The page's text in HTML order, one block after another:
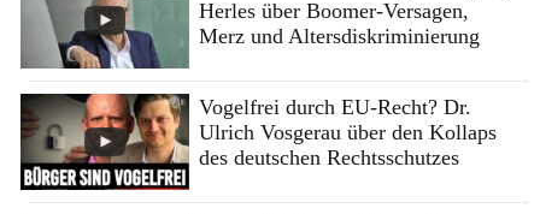
Herles über Boomer-Versagen,
Merz und Altersdiskriminierung
Vogelfrei durch EU-Recht? Dr.
Ulrich Vosgerau über den Kollaps
des deutschen Rechtsschutzes